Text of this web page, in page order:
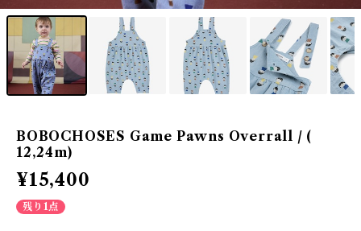
BOBOCHOSES Game Pawns Overrall / (
12,24m)
¥15,400
残り1点